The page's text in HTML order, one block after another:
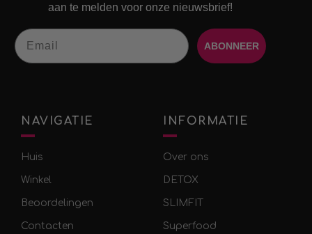
aan te melden voor onze nieuwsbrief!
Email
ABONNEER
NAVIGATIE
Huis
Winkel
Beoordelingen
Contacten
INFORMATIE
Over ons
DETOX
SLIMFIT
Superfood